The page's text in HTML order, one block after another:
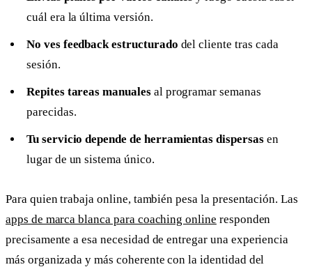
cuál era la última versión.
No ves feedback estructurado del cliente tras cada
sesión.
Repites tareas manualesal programar semanas
parecidas.
Tu servicio depende de herramientas dispersasen
lugar de un sistema único.
Para quien trabaja online, también pesa la presentación. Las
apps de marca blanca para coaching online responden
precisamente a esa necesidad de entregar una experiencia
más organizada y más coherente con la identidad del